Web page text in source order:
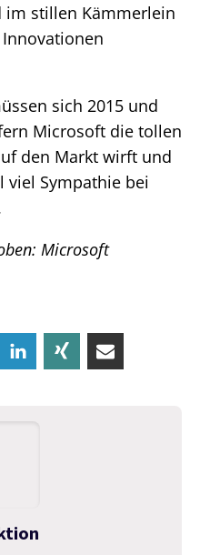
im stillen Kämmerlein
sich 2015 und
Microsoft die tollen
den Markt wirft und
Sympathie bei
Microsoft